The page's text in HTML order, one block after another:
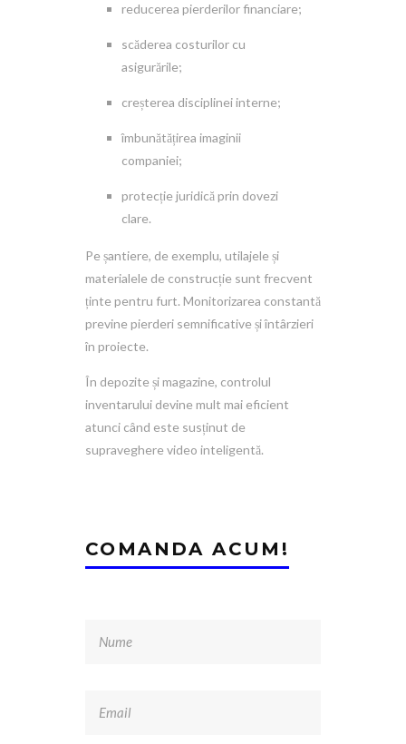
reducerea pierderilor financiare;
scăderea costurilor cu
asigurările;
creșterea disciplinei interne;
îmbunătățirea imaginii
companiei;
protecție juridică prin dovezi
clare.
Pe șantiere, de exemplu, utilajele și
materialele de construcție sunt frecvent
ținte pentru furt. Monitorizarea constantă
previne pierderi semnificative și întârzieri
în proiecte.
În depozite și magazine, controlul
inventarului devine mult mai eficient
atunci când este susținut de
supraveghere video inteligentă.
COMANDA ACUM!